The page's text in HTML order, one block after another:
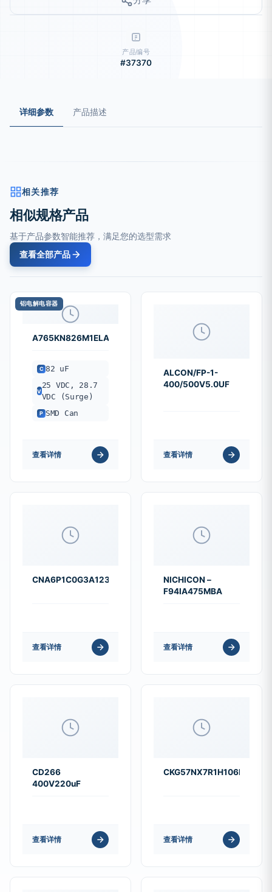
产品编号
#37370
详细参数 产品描述
相关推荐
相似规格产品
基于产品参数智能推荐，满足您的选型需求
查看全部产品
铝电解电容器
A765KN826M1ELAE029
C 82 uF
V
25 VDC, 28.7
VDC (Surge)
P SMD Can
查看详情
ALCON/FP-1-
400/500V5.0UF
查看详情
CNA6P1C0G3A123J250AE
查看详情
NICHICON –
F94IA475MBA
查看详情
CD266
400V220uF
查看详情 查看详情